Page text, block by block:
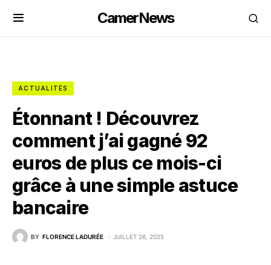
CamerNews
ACTUALITÉS
Étonnant ! Découvrez
comment j’ai gagné 92
euros de plus ce mois-ci
grâce à une simple astuce
bancaire
BY FLORENCE LADURÉE JUILLET 26, 2025